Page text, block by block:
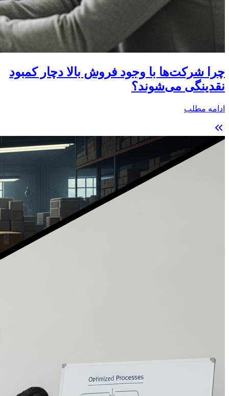
چرا شرکت‌ها با وجود فروش بالا دچار کمبود
نقدینگی می‌شوند؟
ادامه مطلب